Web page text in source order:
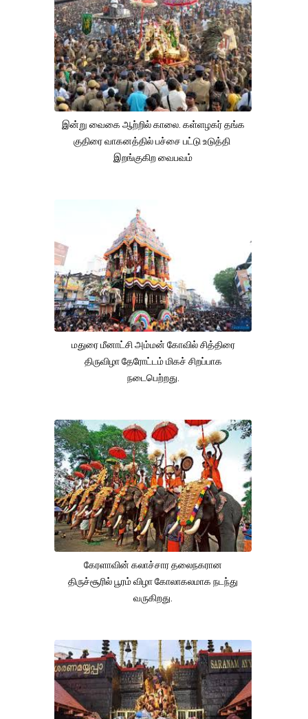
இன்று வைகை ஆற்றில் காலை. கள்ளழகர் தங்க
குதிரை வாகனத்தில் பச்சை பட்டு உடுத்தி
இறங்குகிற வைபவம்
மதுரை மீனாட்சி அம்மன் கோவில் சித்திரை
திருவிழா தேரோட்டம் மிகச் சிறப்பாக
நடைபெற்றது.
கேரளாவின் கலாச்சார தலைநகரான
திருச்சூரில் பூரம் விழா கோலாகலமாக நடந்து
வருகிறது.